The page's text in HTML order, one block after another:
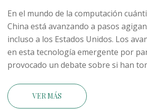
En el mundo de la computación
China está avanzando a pasos
incluso a los Estados Unidos. Los
en esta tecnología emergente por
provocado un debate sobre si han
tienen sus propias ventajas y
áreas de la ciencia cuántica. Aunque
VER MÁS